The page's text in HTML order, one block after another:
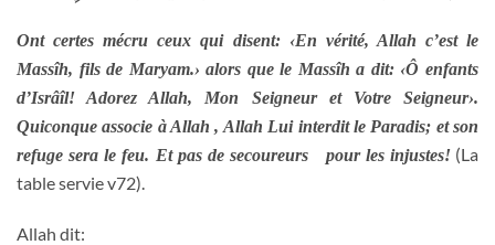
Ont certes mécru ceux qui disent: ‹En vérité, Allah c’est le
Massîh, fils de Maryam.› alors que le Massîh a dit: ‹Ô enfants
d’Isrâîl! Adorez Allah, Mon Seigneur et Votre Seigneur›.
Quiconque associe à Allah , Allah Lui interdit le Paradis; et son
refuge sera le feu. Et pas de secoureurs pour les injustes!(La
table servie v72).
Allah dit: